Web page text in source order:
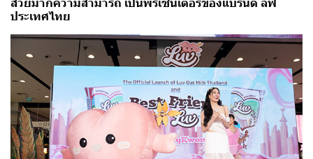
สวยมากความสามารถ เป็นพรีเซ็นเตอร์ของแบรนด์ ลัฟ
ประเทศไทย